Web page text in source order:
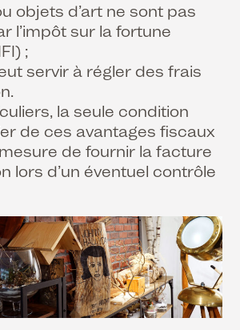
objets d’art ne sont pas
l’impôt sur la fortune
;
servir à régler des frais
la seule condition
de ces avantages fiscaux
de fournir la facture
lors d’un éventuel contrôle